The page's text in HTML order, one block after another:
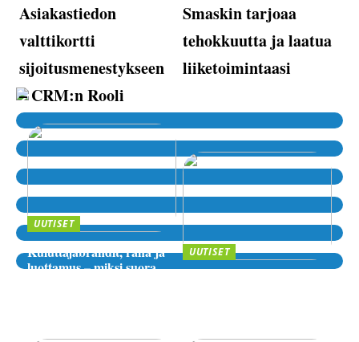
Asiakastiedon
valttikortti
sijoitusmenestykseen
– CRM:n Rooli
Smaskin tarjoaa
tehokkuutta ja laatua
liiketoimintaasi
UUTISET
Kuluttajabrändit, raha ja
luottamus – miksi suora
UUTISET